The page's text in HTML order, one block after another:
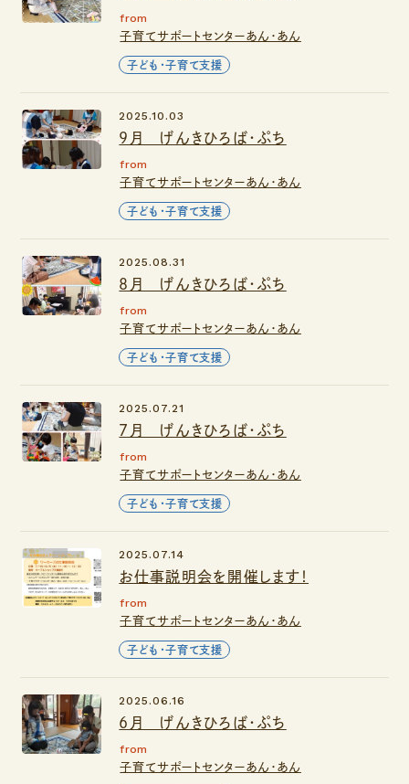
from
子育てサポートセンターあん・あん
子ども・子育て支援
９月 げんきひろば・ぷち
2025.10.03
from
子育てサポートセンターあん・あん
子ども・子育て支援
８月 げんきひろば・ぷち
2025.08.31
from
子育てサポートセンターあん・あん
子ども・子育て支援
７月 げんきひろば・ぷち
2025.07.21
from
子育てサポートセンターあん・あん
子ども・子育て支援
お仕事説明会を開催します！
2025.07.14
from
子育てサポートセンターあん・あん
子ども・子育て支援
6月 げんきひろば・ぷち
2025.06.16
from
子育てサポートセンターあん・あん